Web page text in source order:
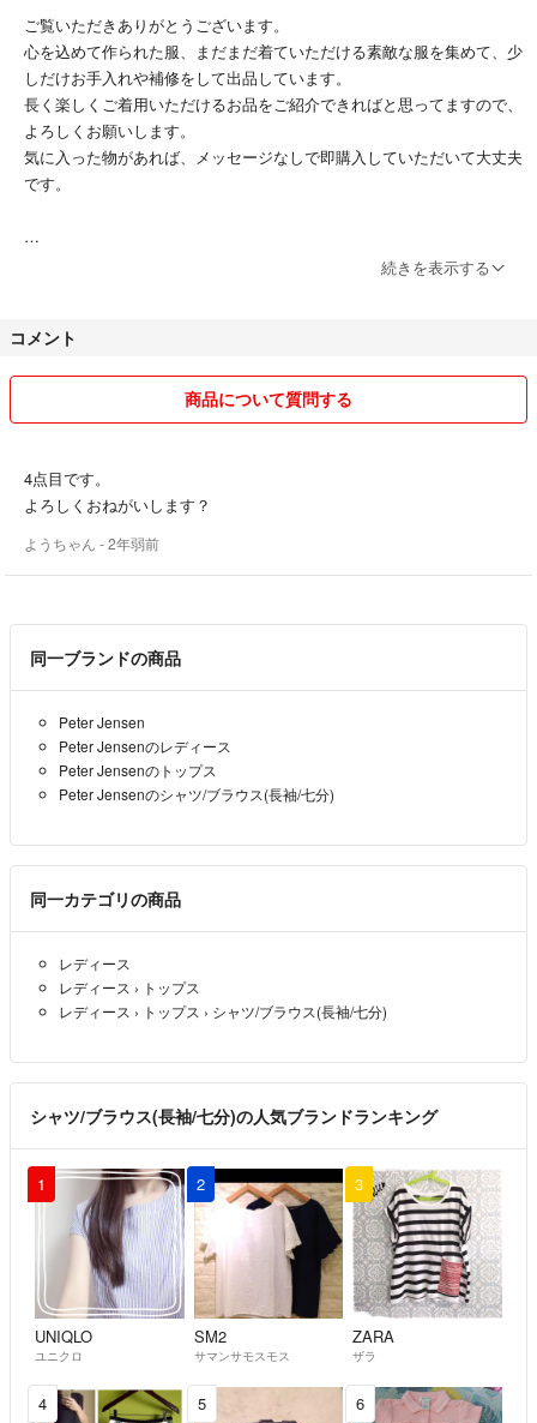
サイズ：S
※写真のマネキンはSMサイズです。
身幅：45cm 袖丈（ゆき丈）：65cm 着丈：57cm
イギリス製
ご覧いただきありがとうございます。
心を込めて作られた服、まだまだ着ていただける素敵な服を集めて、少
しだけお手入れや補修をして出品しています。
長く楽しくご着用いただけるお品をご紹介できればと思ってますので、
よろしくお願いします。
気に入った物があれば、メッセージなしで即購入していただいて大丈夫
です。
ます。
お値引き後の合計金額をこちらからご連絡後、お客様専用におまとめさ
せていただきます。
場合はご相談ください。)
複数ご購入の場合は、多少お値下げいたしますので、ご相談ください。
続きを表示する
コメント
商品について質問する
4点目です。
よろしくおねがいします？
ようちゃん - 2年弱前
同一ブランドの商品
Peter Jensen
Peter Jensenのレディース
Peter Jensenのトップス
Peter Jensenのシャツ/ブラウス(長袖/七分)
同一カテゴリの商品
レディース
レディース › トップス
レディース › トップス › シャツ/ブラウス(長袖/七分)
シャツ/ブラウス(長袖/七分)の人気ブランドランキング
1
UNIQLO
ユニクロ
2
SM2
サマンサモスモス
3
ZARA
ザラ
4 5 6